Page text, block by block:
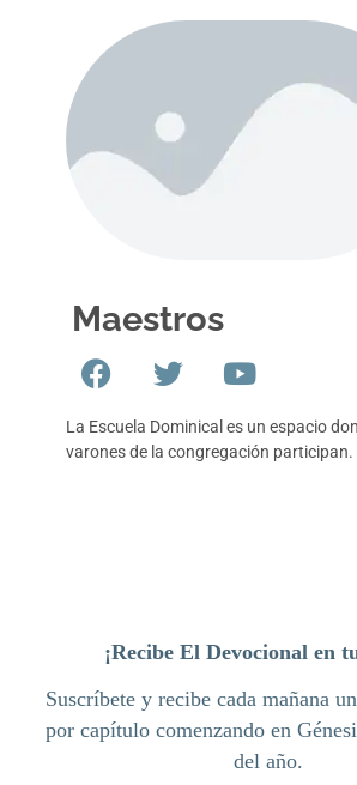
Maestros
La Escuela Dominical es un espacio
varones de la congregación participan.
¡Recibe El Devocional en
Suscríbete y recibe cada mañana
por capítulo comenzando en
del año.